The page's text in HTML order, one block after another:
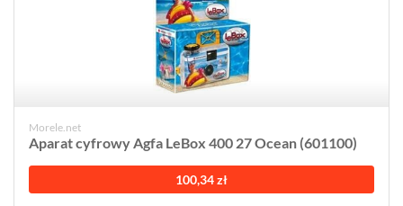
Morele.net
Aparat cyfrowy Agfa LeBox 400 27 Ocean (601100)
100,34 zł